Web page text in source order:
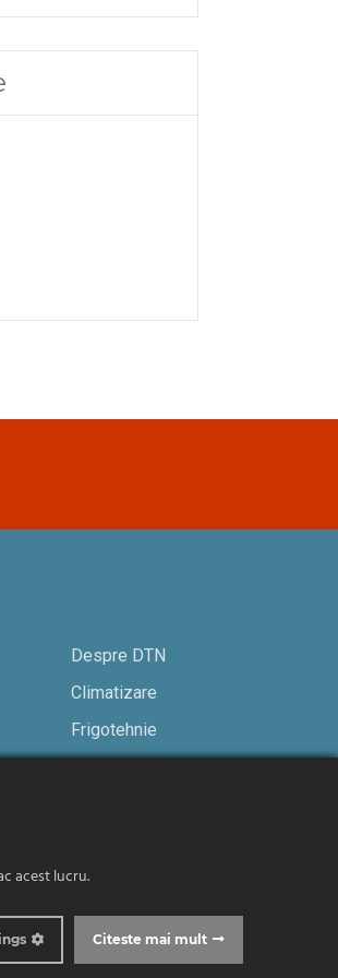
Despre DTN
Climatizare
Frigotehnie
DTN. Toate drepturile rezervate.
acest lucru.
Citeste mai mult